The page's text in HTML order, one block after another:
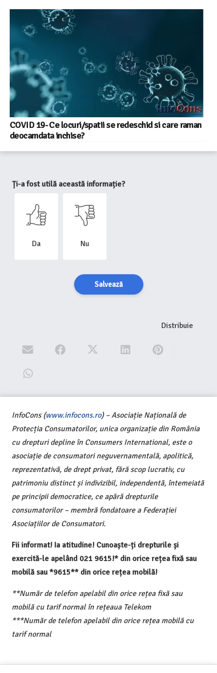
COVID 19- Ce locuri/spatii se redeschid si care raman
deocamdata inchise?
Ți-a fost utilă această informație?
Da Nu
Salvează
Distribuie
InfoCons (www.infocons.ro) – Asociație Națională de
Protecția Consumatorilor, unica organizație din România
cu drepturi depline în Consumers International, este o
asociație de consumatori neguvernamentală, apolitică,
reprezentativă, de drept privat, fără scop lucrativ, cu
patrimoniu distinct și indivizibil, independentă, întemeiată
pe principii democratice, ce apără drepturile
consumatorilor – membră fondatoare a Federației
Asociațiilor de Consumatori.
Fii informat! Ia atitudine! Cunoaște-ți drepturile și
exercită-le apelând 021 9615!* din orice rețea fixă sau
mobilă sau *9615** din orice rețea mobilă!
**Număr de telefon apelabil din orice rețea fixă sau
mobilă cu tarif normal în rețeaua Telekom
***Număr de telefon apelabil din orice rețea mobilă cu
tarif normal